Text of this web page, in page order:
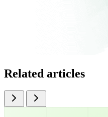
Related articles